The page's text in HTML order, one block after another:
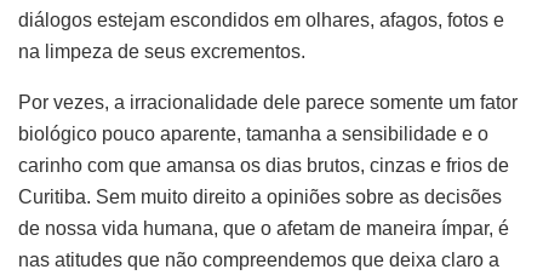
diálogos estejam escondidos em olhares, afagos, fotos e
na limpeza de seus excrementos.
Por vezes, a irracionalidade dele parece somente um fator
biológico pouco aparente, tamanha a sensibilidade e o
carinho com que amansa os dias brutos, cinzas e frios de
Curitiba. Sem muito direito a opiniões sobre as decisões
de nossa vida humana, que o afetam de maneira ímpar, é
nas atitudes que não compreendemos que deixa claro a